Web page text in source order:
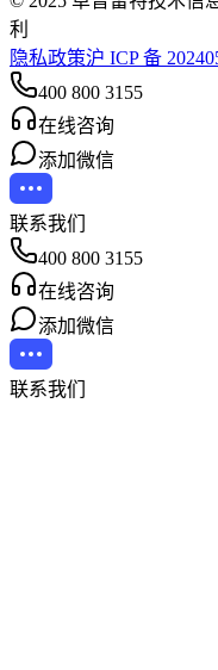
利
隐私政策沪 ICP 备
400 800 3155
在线咨询
添加微信
联系我们
400 800 3155
在线咨询
添加微信
联系我们